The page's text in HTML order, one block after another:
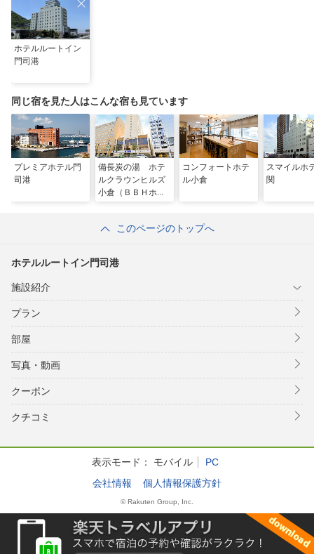
ホテルルートイン
門司港
同じ宿を見た人はこんな宿も見ています
プレミアホテル門
司港
備長炭の湯 ホテ
ルクラウンヒルズ
小倉（ＢＢＨホテ
コンフォートホテ
ル小倉
スマイルホ
関
このページのトップへ
ホテルルートイン門司港
施設紹介
プラン
部屋
写真・動画
クーポン
クチコミ
表示モード： モバイル
PC
会社情報
個人情報保護方針
© Rakuten Group, Inc.